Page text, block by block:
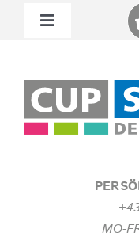
MO-
Toggle
Miet Cup
Nachhaltigkeit